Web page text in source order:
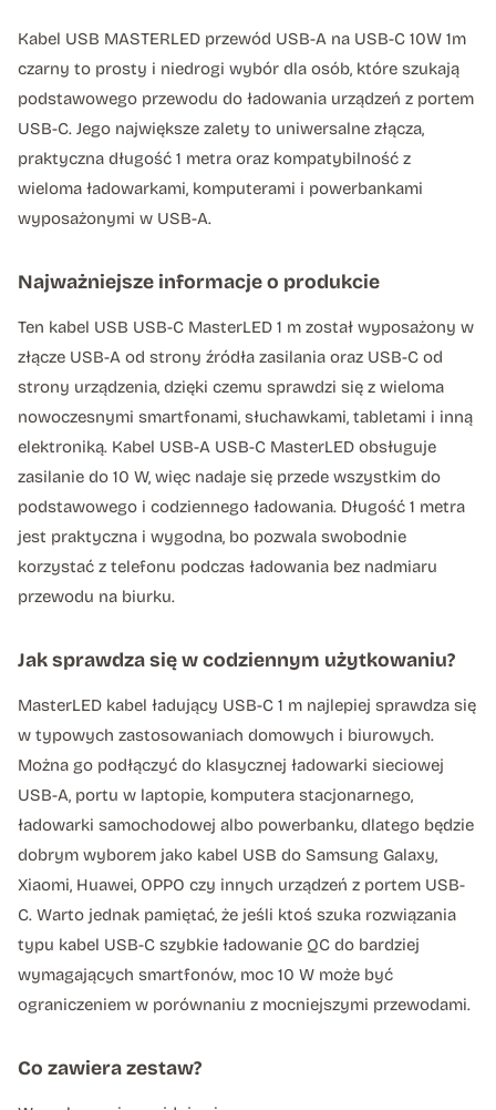
Kabel USB MASTERLED przewód USB-A na USB-C 10W 1m
czarny to prosty i niedrogi wybór dla osób, które szukają
podstawowego przewodu do ładowania urządzeń z portem
USB-C. Jego największe zalety to uniwersalne złącza,
praktyczna długość 1 metra oraz kompatybilność z
wieloma ładowarkami, komputerami i powerbankami
wyposażonymi w USB-A.
Najważniejsze informacje o produkcie
Ten kabel USB USB-C MasterLED 1 m został wyposażony w
złącze USB-A od strony źródła zasilania oraz USB-C od
strony urządzenia, dzięki czemu sprawdzi się z wieloma
nowoczesnymi smartfonami, słuchawkami, tabletami i inną
elektroniką. Kabel USB-A USB-C MasterLED obsługuje
zasilanie do 10 W, więc nadaje się przede wszystkim do
podstawowego i codziennego ładowania. Długość 1 metra
jest praktyczna i wygodna, bo pozwala swobodnie
korzystać z telefonu podczas ładowania bez nadmiaru
przewodu na biurku.
Jak sprawdza się w codziennym użytkowaniu?
MasterLED kabel ładujący USB-C 1 m najlepiej sprawdza się
w typowych zastosowaniach domowych i biurowych.
Można go podłączyć do klasycznej ładowarki sieciowej
USB-A, portu w laptopie, komputera stacjonarnego,
ładowarki samochodowej albo powerbanku, dlatego będzie
dobrym wyborem jako kabel USB do Samsung Galaxy,
Xiaomi, Huawei, OPPO czy innych urządzeń z portem USB-
C. Warto jednak pamiętać, że jeśli ktoś szuka rozwiązania
typu kabel USB-C szybkie ładowanie QC do bardziej
wymagających smartfonów, moc 10 W może być
ograniczeniem w porównaniu z mocniejszymi przewodami.
Co zawiera zestaw?